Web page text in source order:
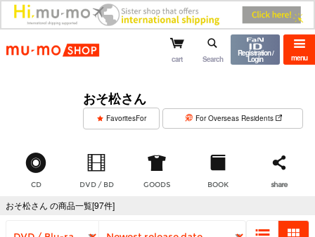
mu-mo shop menu
cart Search
Registration /
Login
おそ松さん
FavoritesFor For Overseas Residents
CD DVD / BD GOODS BOOK share
おそ松さん の商品一覧[97件]